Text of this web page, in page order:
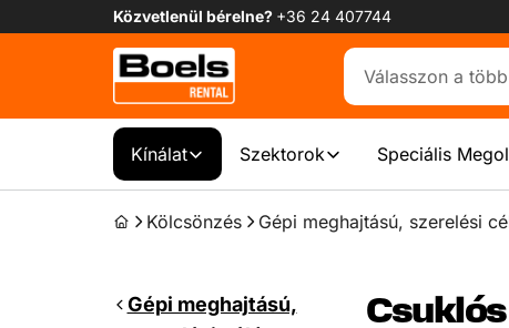
Közvetlenül bérelne? +36 24 407744
Kínálat Szektorok Speciális
Kölcsönzés Gépi meghajtású, szerelési
Gépi meghajtású,